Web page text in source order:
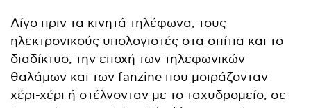
Λίγο πριν τα κινητά τηλέφωνα, τους
ηλεκτρονικούς υπολογιστές στα σπίτια και το
διαδίκτυο, την εποχή των τηλεφωνικών
θαλάμων και των fanzine που μοιράζονταν
χέρι-χέρι ή στέλνονταν με το ταχυδρομείο, σε